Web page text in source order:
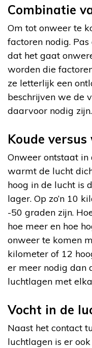
Combinatie
Om tot onweer te
factoren nodig.
dat het gaat
worden die
ze letterlijk een
beschrijven we de
daarvoor nodig zijn.
Koude
Onweer ontstaat
warmt de lucht
hoog in de lucht is
lager. Op zo’n 10
-50 graden zijn.
hoe meer en hoe
onweer te komen
kilometer of 12
er meer nodig dan
luchtlagen met
Vocht in de
Naast het contact
luchtlagen is er